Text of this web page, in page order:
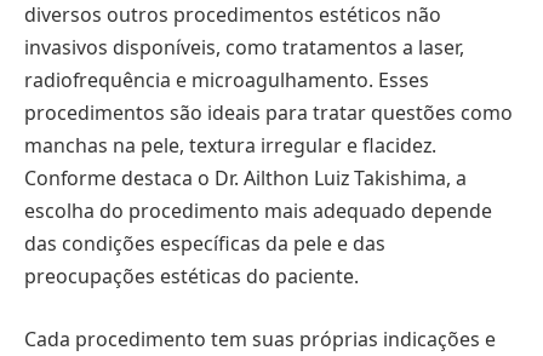
diversos outros procedimentos estéticos não
invasivos disponíveis, como tratamentos a laser,
radiofrequência e microagulhamento. Esses
procedimentos são ideais para tratar questões como
manchas na pele, textura irregular e flacidez.
Conforme destaca o Dr. Ailthon Luiz Takishima, a
escolha do procedimento mais adequado depende
das condições específicas da pele e das
preocupações estéticas do paciente.
Cada procedimento tem suas próprias indicações e